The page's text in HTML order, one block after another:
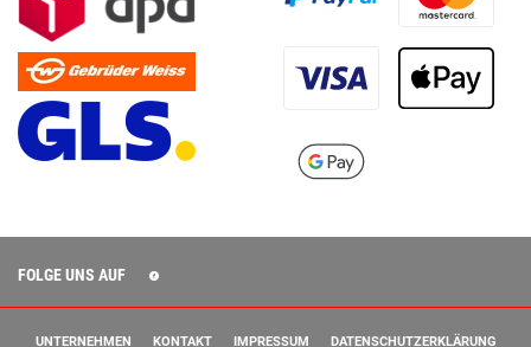
FOLGE UNS AUF
UNTERNEHMEN KONTAKT IMPRESSUM DATENSCHUTZERKLÄRUNG